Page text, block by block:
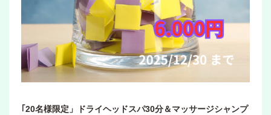
｢20名様限定」ドライヘッドスパ30分＆マッサージシャンプ